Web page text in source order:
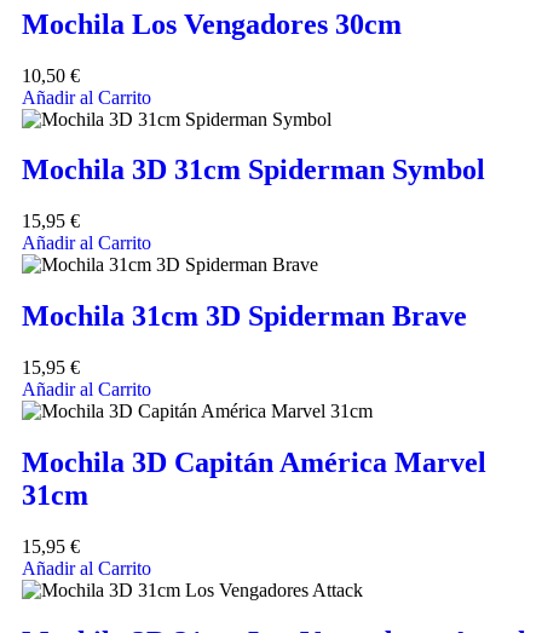
Mochila Los Vengadores 30cm
10,50 €
Añadir al Carrito
Mochila 3D 31cm Spiderman Symbol
15,95 €
Añadir al Carrito
Mochila 31cm 3D Spiderman Brave
15,95 €
Añadir al Carrito
Mochila 3D Capitán América Marvel
31cm
15,95 €
Añadir al Carrito